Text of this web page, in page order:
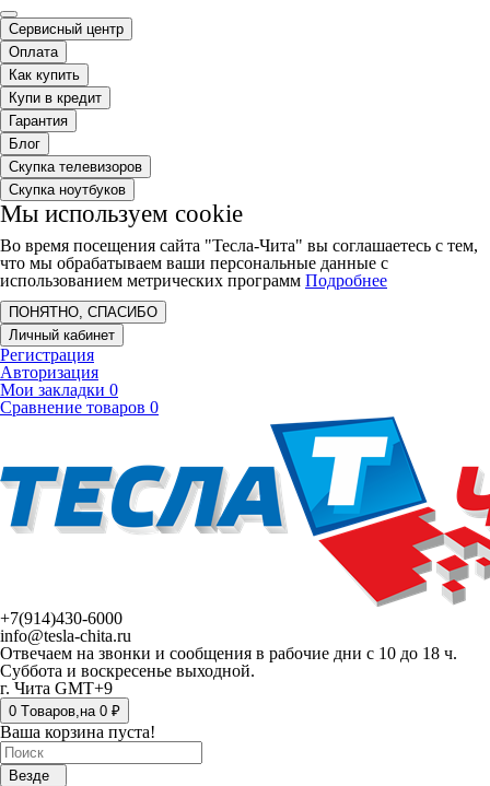
Сервисный центр
Оплата
Как купить
Купи в кредит
Гарантия
Блог
Скупка телевизоров
Скупка ноутбуков
Мы используем cookie
Во время посещения сайта "Тесла-Чита" вы соглашаетесь с тем,
что мы обрабатываем ваши персональные данные с
использованием метрических программ Подробнее
ПОНЯТНО, СПАСИБО
Личный кабинет
Регистрация
Авторизация
Мои закладки 0
Сравнение товаров 0
+7(914)430-6000
info@tesla-chita.ru
Отвечаем на звонки и сообщения в рабочие дни с 10 до 18 ч.
Суббота и воскресенье выходной.
г. Чита GMT+9
0 Tоваров,на 0 ₽
Ваша корзина пуста!
Везде